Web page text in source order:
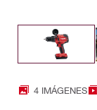
4 IMÁGENES